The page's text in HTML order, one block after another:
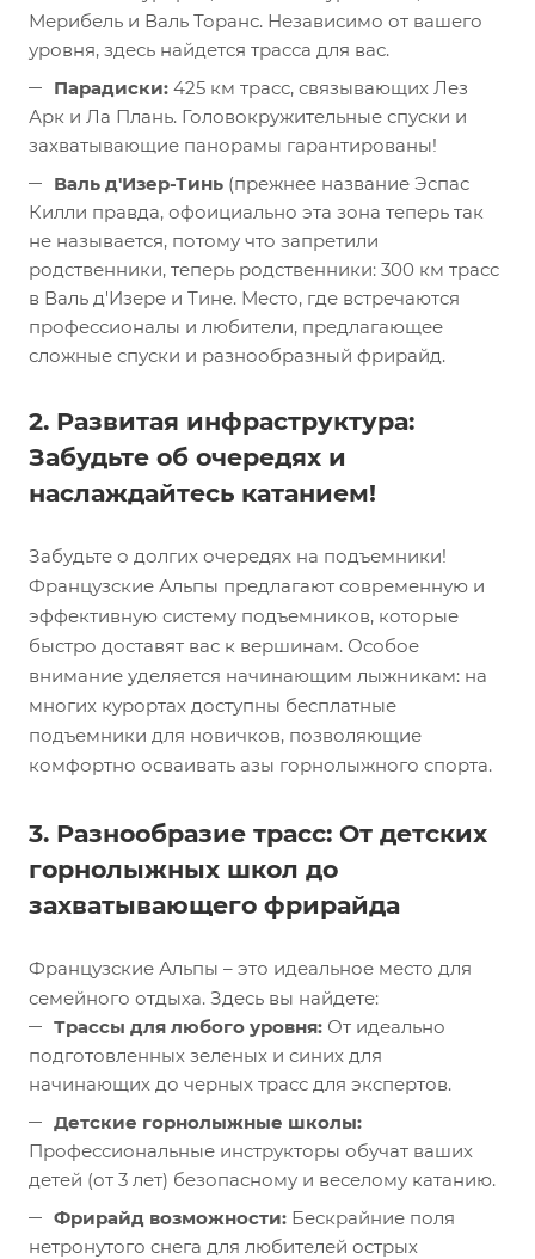
Мерибель и Валь Торанс. Независимо от вашего
уровня, здесь найдется трасса для вас.
Парадиски: 425 км трасс, связывающих Лез
Арк и Ла Плань. Головокружительные спуски и
захватывающие панорамы гарантированы!
Валь д'Изер-Тинь (прежнее название Эспас
Килли правда, офоициально эта зона теперь так
не называется, потому что запретили
родственники, теперь родственники: 300 км трасс
в Валь д'Изере и Тине. Место, где встречаются
профессионалы и любители, предлагающее
сложные спуски и разнообразный фрирайд.
2. Развитая инфраструктура:
Забудьте об очередях и
наслаждайтесь катанием!
Забудьте о долгих очередях на подъемники!
Французские Альпы предлагают современную и
эффективную систему подъемников, которые
быстро доставят вас к вершинам. Особое
внимание уделяется начинающим лыжникам: на
многих курортах доступны бесплатные
подъемники для новичков, позволяющие
комфортно осваивать азы горнолыжного спорта.
3. Разнообразие трасс: От детских
горнолыжных школ до
захватывающего фрирайда
Французские Альпы – это идеальное место для
семейного отдыха. Здесь вы найдете:
Трассы для любого уровня: От идеально
подготовленных зеленых и синих для
начинающих до черных трасс для экспертов.
Детские горнолыжные школы:
Профессиональные инструкторы обучат ваших
детей (от 3 лет) безопасному и веселому катанию.
Фрирайд возможности: Бескрайние поля
нетронутого снега для любителей острых